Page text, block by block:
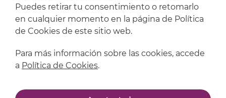
Puedes retirar tu consentimiento o retomarlo
en cualquier momento en la página de Política
de Cookies de este sitio web.
Para más información sobre las cookies, accede
a Política de Cookies.